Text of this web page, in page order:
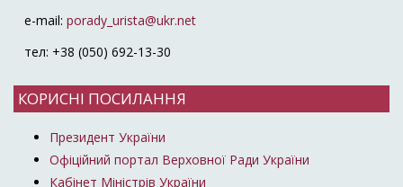
e-mail: porady_urista@ukr.net
тел: +38 (050) 692-13-30
КОРИСНІ ПОСИЛАННЯ
Президент України
Офіційний портал Верховної Ради України
Кабінет Міністрів України